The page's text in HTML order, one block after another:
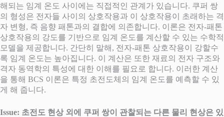
해되는 임계 온도 사이에는 직접적인 관계가 있습니다. 쿠퍼 쌍
의 형성은 전자들 사이의 상호작용과 이 상호작용이 초래하는 격
자 변형, 즉 음향 패톤과의 결합에 의존합니다. 이론은 전자-패톤
상호작용의 강도를 기반으로 임계 온도를 계산할 수 있는 수학적
모델을 제공합니다. 간단히 말해, 전자-패톤 상호작용이 강할수
록 임계 온도는 높아집니다. 이 계산은 또한 재료의 전자 구조와
격자 동역학의 특성에 대한 이해를 필요로 합니다. 이러한 계산
을 통해 BCS 이론은 특정 초전도체의 임계 온도를 예측할 수 있
게 해 줍니다.
Issue: 초전도 현상 외에 쿠퍼 쌍이 관찰되는 다른 물리 현상은 있